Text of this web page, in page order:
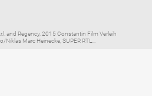
and Regency, 2015 Constantin Film Verleih
Marc Heinecke, SUPER RTL...